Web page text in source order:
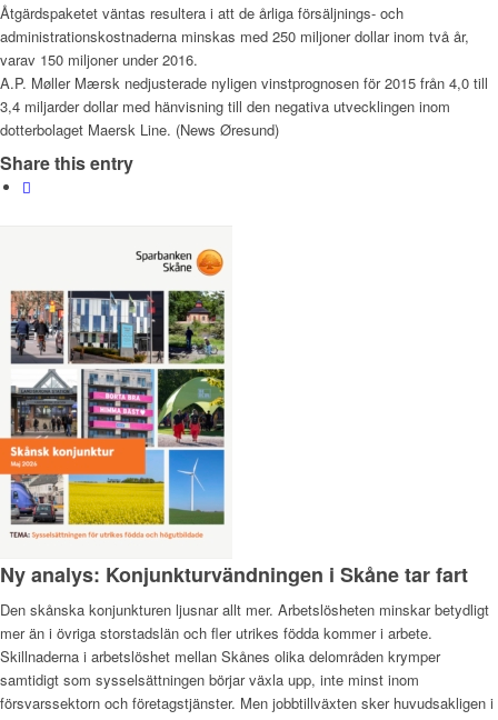
Åtgärdspaketet väntas resultera i att de årliga försäljnings- och
administrationskostnaderna minskas med 250 miljoner dollar inom två år,
varav 150 miljoner under 2016.
A.P. Møller Mærsk nedjusterade nyligen vinstprognosen för 2015 från 4,0 till
3,4 miljarder dollar med hänvisning till den negativa utvecklingen inom
dotterbolaget Maersk Line. (News Øresund)
Share this entry
Ny analys: Konjunkturvändningen i Skåne tar fart
Den skånska konjunkturen ljusnar allt mer. Arbetslösheten minskar betydligt
mer än i övriga storstadslän och fler utrikes födda kommer i arbete.
Skillnaderna i arbetslöshet mellan Skånes olika delområden krymper
samtidigt som sysselsättningen börjar växla upp, inte minst inom
försvarssektorn och företagstjänster. Men jobbtillväxten sker huvudsakligen i